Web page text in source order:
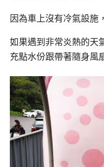
因為車上沒有冷氣設施
如果遇到非常炎熱的天
充點水份跟帶著隨身風